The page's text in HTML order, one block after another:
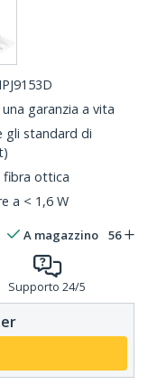
garanzia a vita
gli standard di
fibra ottica
a < 1,6 W
A magazzino 56
Supporto 24/5